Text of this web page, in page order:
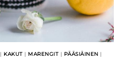
| KAKUT | MARENGIT | PÄÄSIÄINEN |